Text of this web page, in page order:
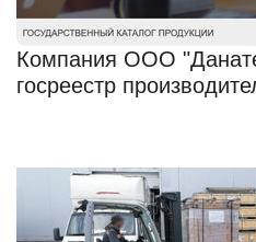
Компания ООО
госреестр